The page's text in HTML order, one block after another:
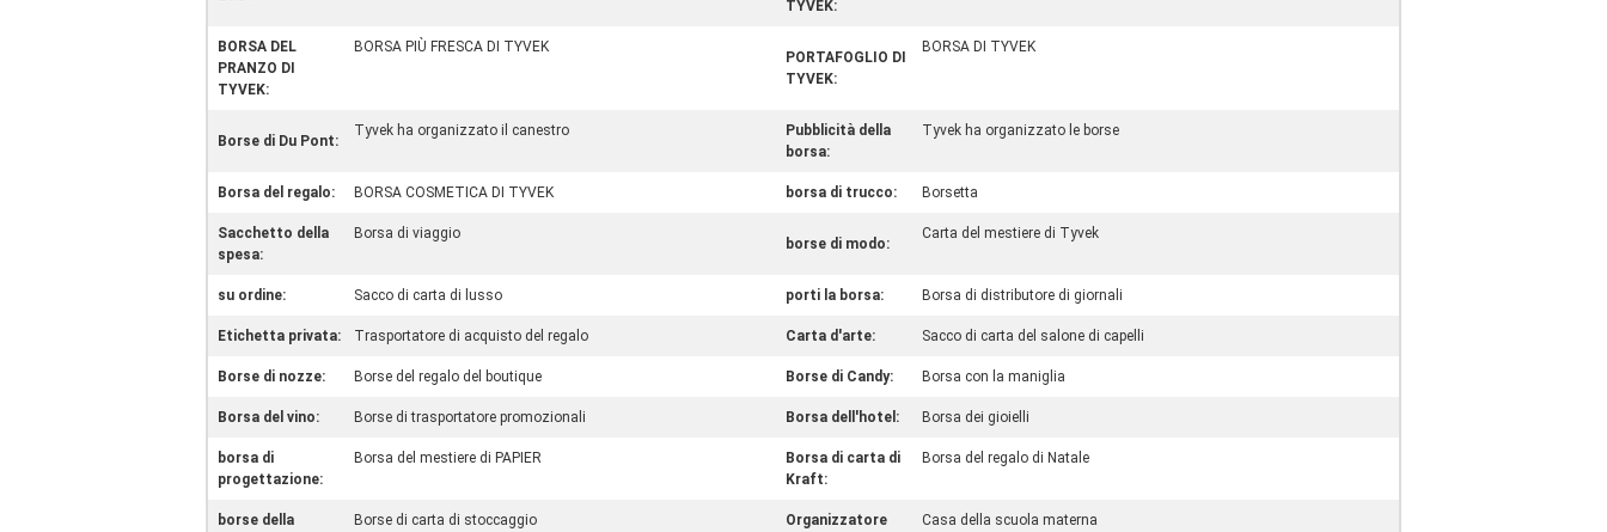
TYVEK:
BORSA DEL
PRANZO DI
TYVEK:
BORSA PIÙ FRESCA DI TYVEK
PORTAFOGLIO DI
TYVEK:
BORSA DI TYVEK
Borse di Du Pont:
Tyvek ha organizzato il canestro
Pubblicità della
borsa:
Tyvek ha organizzato le borse
Borsa del regalo: BORSA COSMETICA DI TYVEK borsa di trucco: Borsetta
Sacchetto della
spesa:
Borsa di viaggio
borse di modo:
Carta del mestiere di Tyvek
su ordine: Sacco di carta di lusso porti la borsa: Borsa di distributore di giornali
Etichetta privata: Trasportatore di acquisto del regalo Carta d'arte: Sacco di carta del salone di capelli
Borse di nozze: Borse del regalo del boutique Borse di Candy: Borsa con la maniglia
Borsa del vino: Borse di trasportatore promozionali Borsa dell'hotel: Borsa dei gioielli
borsa di
progettazione:
Borsa del mestiere di PAPIER
Borsa di carta di
Kraft:
Borsa del regalo di Natale
borse della
Borse di carta di stoccaggio
Organizzatore
Casa della scuola materna